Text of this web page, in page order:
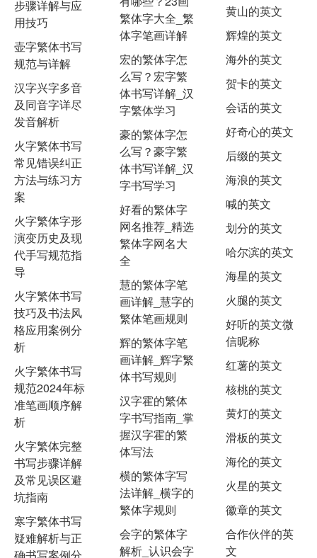
步骤详解与应
用技巧
壶字繁体书写
规范与详解
汉字兴字多音
及同音字详尽
发音解析
火字繁体书写
常见错误纠正
方法与练习方
案
火字繁体字形
演变历史及现
代手写规范指
导
火字繁体书写
技巧及书法风
格应用案例分
析
火字繁体书写
规范2024年标
准笔画顺序解
析
火字繁体完整
书写步骤详解
及常见误区避
坑指南
寒字繁体书写
疑难解析与正
繁体字大全_繁
体字笔画详解
宏的繁体字怎
么写？宏字繁
体书写详解_汉
字繁体学习
豪的繁体字怎
么写？豪字繁
体书写详解_汉
字书写学习
好看的繁体字
网名推荐_精选
繁体字网名大
全
慧的繁体字笔
画详解_慧字的
繁体笔画规则
辉的繁体字笔
画详解_辉字繁
体书写规则
汉字霍的繁体
字书写指南_掌
握汉字霍的繁
体写法
横的繁体字写
法详解_横字的
繁体字规则
会字的繁体字
解析_认识会字
黄山的英文
辉煌的英文
海外的英文
贺卡的英文
会话的英文
好奇心的英文
后缀的英文
海浪的英文
喊的英文
划分的英文
哈尔滨的英文
海星的英文
火腿的英文
好听的英文微
信昵称
红薯的英文
核桃的英文
黄灯的英文
滑板的英文
海伦的英文
火星的英文
徽章的英文
合作伙伴的英
文